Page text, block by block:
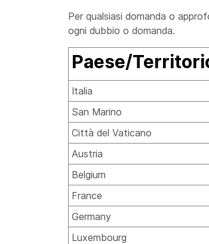
Per qualsiasi domanda o
ogni dubbio o domanda.
Paese/
Italia
San Marino
Città del Vaticano
Austria
Belgium
France
Germany
Luxembourg